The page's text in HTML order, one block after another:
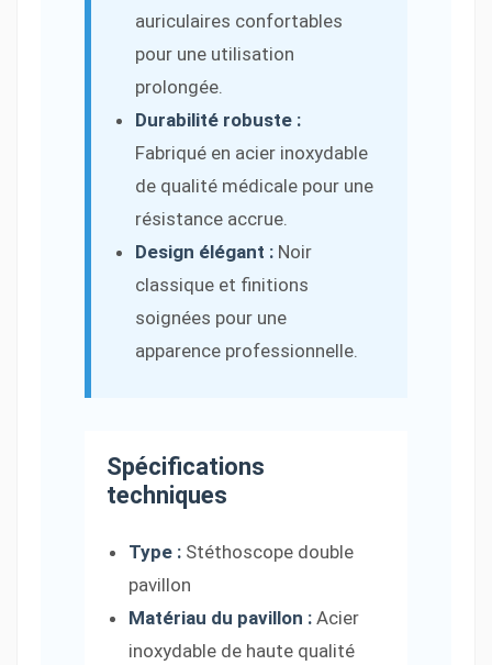
auriculaires confortables
pour une utilisation
prolongée.
Durabilité robuste :
Fabriqué en acier inoxydable
de qualité médicale pour une
résistance accrue.
Design élégant : Noir
classique et finitions
soignées pour une
apparence professionnelle.
Spécifications
techniques
Type : Stéthoscope double
pavillon
Matériau du pavillon : Acier
inoxydable de haute qualité